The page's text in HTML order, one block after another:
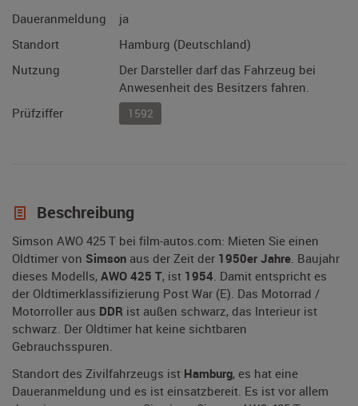
Daueranmeldung
ja
Standort
Hamburg (Deutschland)
Nutzung
Der Darsteller darf das Fahrzeug bei
Anwesenheit des Besitzers fahren.
Prüfziffer
1592
Beschreibung
Simson AWO 425 T bei film-autos.com: Mieten Sie einen
Oldtimer von Simson aus der Zeit der 1950er Jahre. Baujahr
dieses Modells, AWO 425 T, ist 1954. Damit entspricht es
der Oldtimerklassifizierung Post War (E). Das Motorrad /
Motorroller aus DDR ist außen schwarz, das Interieur ist
schwarz. Der Oldtimer hat keine sichtbaren
Gebrauchsspuren.
Standort des Zivilfahrzeugs ist Hamburg, es hat eine
Daueranmeldung und es ist einsatzbereit. Es ist vor allem